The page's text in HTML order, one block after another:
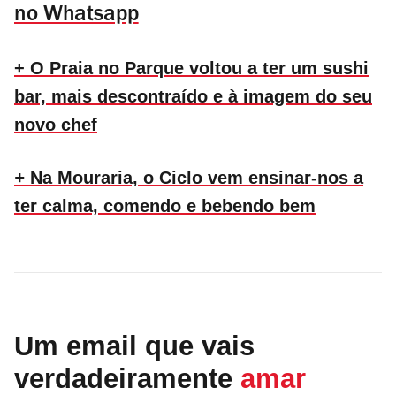
no Whatsapp
+ O Praia no Parque voltou a ter um sushi
bar, mais descontraído e à imagem do seu
novo chef
+ Na Mouraria, o Ciclo vem ensinar-nos a
ter calma, comendo e bebendo bem
Um email que vais
verdadeiramente amar